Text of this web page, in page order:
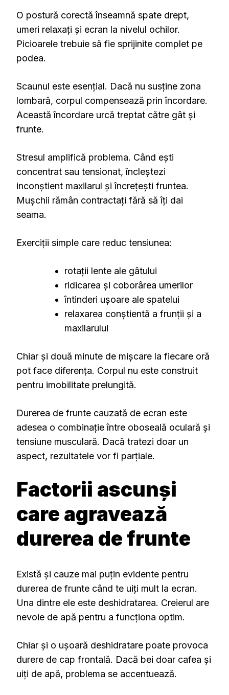
O postură corectă înseamnă spate drept,
umeri relaxați și ecran la nivelul ochilor.
Picioarele trebuie să fie sprijinite complet pe
podea.
Scaunul este esențial. Dacă nu susține zona
lombară, corpul compensează prin încordare.
Această încordare urcă treptat către gât și
frunte.
Stresul amplifică problema. Când ești
concentrat sau tensionat, încleștezi
inconștient maxilarul și încrețești fruntea.
Mușchii rămân contractați fără să îți dai
seama.
Exerciții simple care reduc tensiunea:
rotații lente ale gâtului
ridicarea și coborârea umerilor
întinderi ușoare ale spatelui
relaxarea conștientă a frunții și a
maxilarului
Chiar și două minute de mișcare la fiecare oră
pot face diferența. Corpul nu este construit
pentru imobilitate prelungită.
Durerea de frunte cauzată de ecran este
adesea o combinație între oboseală oculară și
tensiune musculară. Dacă tratezi doar un
aspect, rezultatele vor fi parțiale.
Factorii ascunși
care agravează
durerea de frunte
Există și cauze mai puțin evidente pentru
durerea de frunte când te uiți mult la ecran.
Una dintre ele este deshidratarea. Creierul are
nevoie de apă pentru a funcționa optim.
Chiar și o ușoară deshidratare poate provoca
durere de cap frontală. Dacă bei doar cafea și
uiți de apă, problema se accentuează.